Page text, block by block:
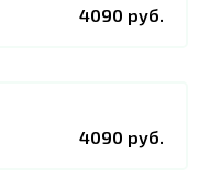
4090 руб.
4090 руб.